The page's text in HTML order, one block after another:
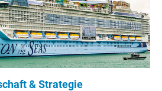
& Strategie